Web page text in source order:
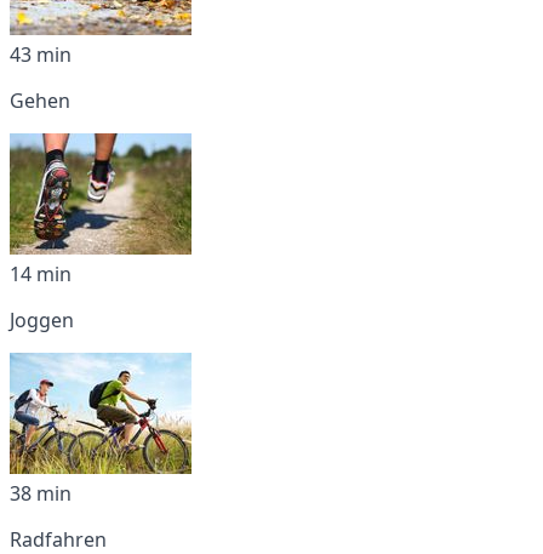
43 min
Gehen
14 min
Joggen
38 min
Radfahren